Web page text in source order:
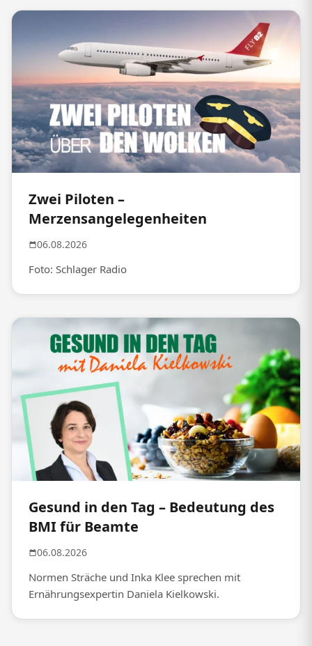
Zwei Piloten –
Merzensangelegenheiten
06.08.2026
Foto: Schlager Radio
Gesund in den Tag – Bedeutung des
BMI für Beamte
06.08.2026
Normen Sträche und Inka Klee sprechen mit
Ernährungsexpertin Daniela Kielkowski.